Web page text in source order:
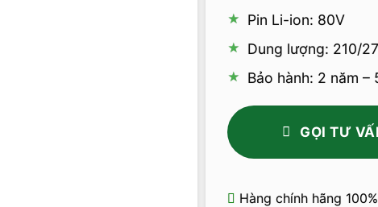
Pin Li-ion: 80V
Dung lượng: 210/
Bảo hành: 2 năm –
GỌI TƯ
Hàng chính hãng 100%